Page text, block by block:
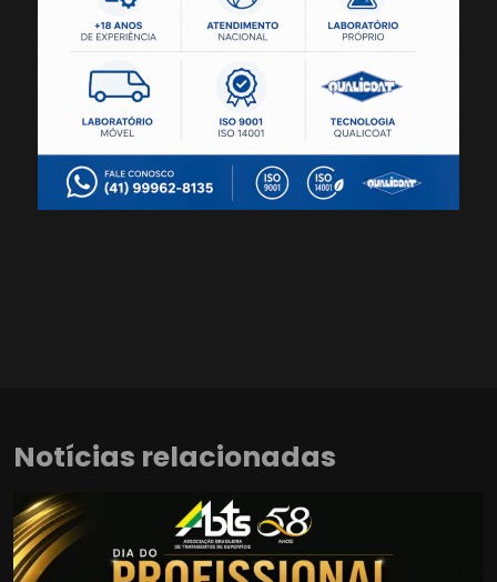
Notícias relacionadas